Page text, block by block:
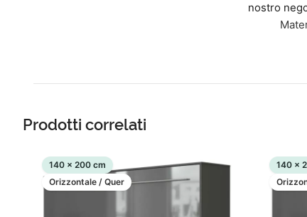
nostro
Prodotti correlati
140 x 200 cm
Orizzontale / Quer
140 x